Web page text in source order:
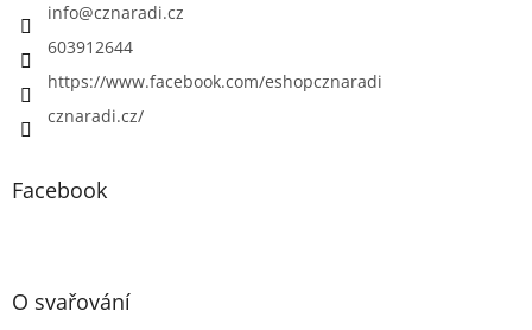
info@cznaradi.cz
603912644
https://www.facebook.com/eshopcznaradi
cznaradi.cz/
Facebook
O svařování